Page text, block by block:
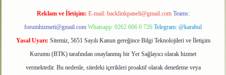
Reklam ve İletişim: E-mail: backlinkpaneli@gmail.com Teams:
forumhizmeti@gmail.com Whatsapp: 0262 606 0 726 Telegram: @karabul
Yasal Uyarı: Sitemiz, 5651 Sayılı Kanun gereğince Bilgi Teknolojileri ve İletişim
Kurumu (BTK) tarafından onaylanmış bir Yer Sağlayıcı olarak hizmet
vermektedir. Bu nedenle, sitedeki içerikleri proaktif olarak denetleme veya